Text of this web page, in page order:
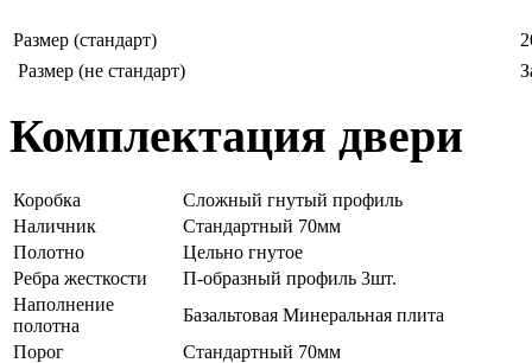
Размер (стандарт)
Размер (не стандарт)
Комплектация двери
Коробка
Сложный гнутый профиль
Наличник
Стандартный 70мм
Полотно
Цельно гнутое
Ребра жесткости
П-образный профиль 3шт.
Наполнение
полотна
Базальтовая Минеральная плита
Порог
Стандартный 70мм